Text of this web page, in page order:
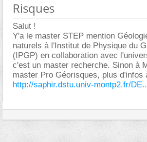
Risques
Salut !
Y'a le master STEP mention
naturels à l'Institut de Physique du
(IPGP) en collaboration avec
c'est un master recherche. Sinon à
master Pro Géorisques, plus d'infos
http://saphir.dstu.univ-montp2.fr/